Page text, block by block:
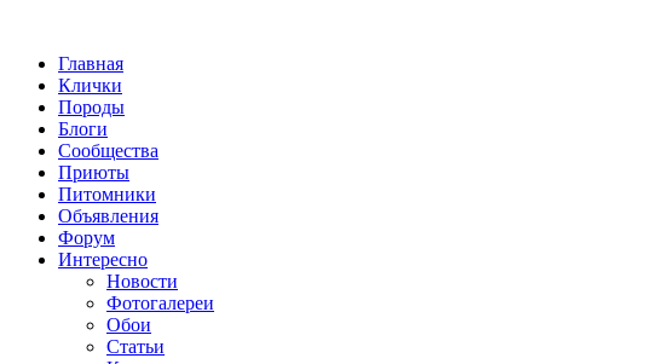
Главная
Клички
Породы
Блоги
Сообщества
Приюты
Питомники
Объявления
Форум
Интересно
Новости
Фотогалереи
Обои
Статьи